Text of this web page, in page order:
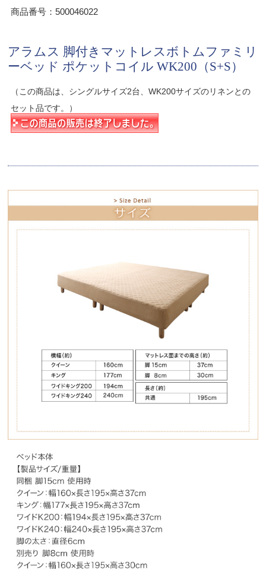
商品番号：500046022
アラムス 脚付きマットレスボトムファミリ
ーベッド ポケットコイル WK200（S+S）
（この商品は、シングルサイズ2台、WK200サイズのリネンとの
セット品です。）